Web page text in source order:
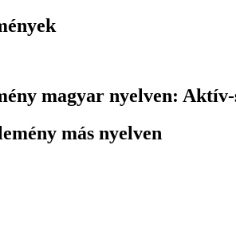
magyar nyelven:
más nyelven